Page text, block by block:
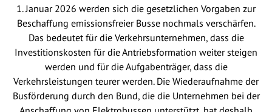
1. Januar 2026 werden sich die gesetzlichen Vorgaben zur
Beschaffung emissionsfreier Busse nochmals verschärfen.
Das bedeutet für die Verkehrsunternehmen, dass die
Investitionskosten für die Antriebsformation weiter steigen
werden und für die Aufgabenträger, dass die
Verkehrsleistungen teurer werden. Die Wiederaufnahme der
Busförderung durch den Bund, die die Unternehmen bei der